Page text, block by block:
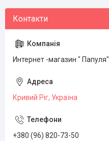
Интернет -магазин " Папуля"
Кривий Ріг, Україна
+380 (96) 820-73-50